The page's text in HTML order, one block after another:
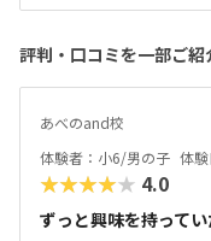
評判・口コミを一部ご紹
あべのand校
体験者：小6/男の子 体
★★★★★ 4.0
ずっと興味を持って